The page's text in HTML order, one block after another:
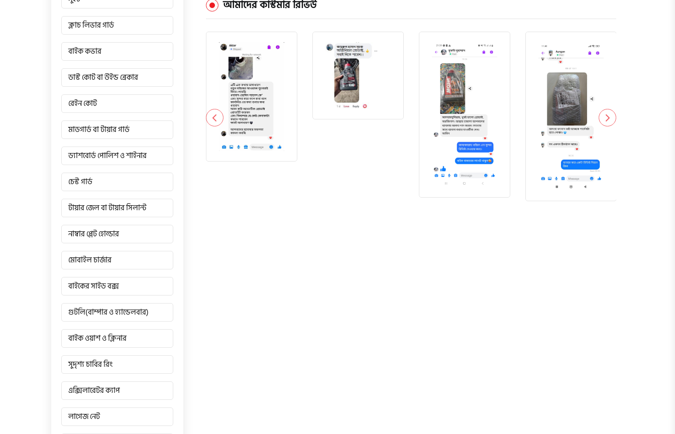
ক্লাচ লিভার গার্ড
বাইক কভার
ডাস্ট কোট বা উইন্ড ব্রেকার
রেইন কোট
মাডগার্ড বা টায়ার গার্ড
ড্যাশবোর্ড পোলিশ ও শাইনার
চেস্ট গার্ড
টায়ার জেল বা টায়ার সিলান্ট
নাম্বার প্লেট হোল্ডার
মোবাইল চার্জার
বাইকের সাইড বক্স
গুটলি(বাম্পার ও হ্যান্ডেলবার)
বাইক ওয়াশ ও ক্লিনার
সুদৃশ্য চাবির রিং
এক্সিলারেটর ক্যাপ
লাগেজ নেট
আমাদের কাস্টমার রিভিউ